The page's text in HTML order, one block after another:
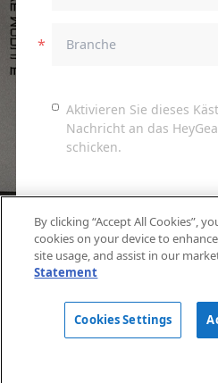
Aktivieren Sie dieses
Nachricht an das
schicken.
By clicking “Accept All Cookies”,
cookies on your device to
site usage, and assist in our
Statement
Cookies Settings